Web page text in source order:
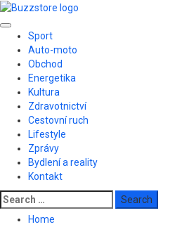
Skip
content
Primary
Menu
Sport
Auto-moto
Obchod
Energetika
Kultura
Zdravotnictví
Cestovní ruch
Lifestyle
Zprávy
Bydlení a reality
Kontakt
Search
for:
Home